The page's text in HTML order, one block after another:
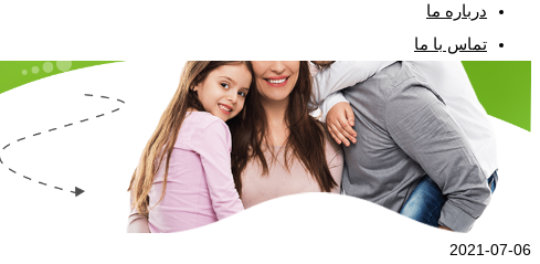
درباره ما
تماس با ما
2021-07-06